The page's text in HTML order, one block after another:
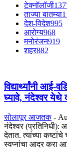
टेक्नॉलॉजी
ताज्या बातम्या
देश-विदेश995
आरोग्य968
मनोरंजन919
शहर882
विद्यार्थ्यांनी आई-
घ्यावे, नंदेश्वर येथे
सोलापूर आजतक -
नंदेश्वर (प्रतिनिधी):
देतात. त्यांच्या कष्टांचे
स्वप्नांचा आदर करा